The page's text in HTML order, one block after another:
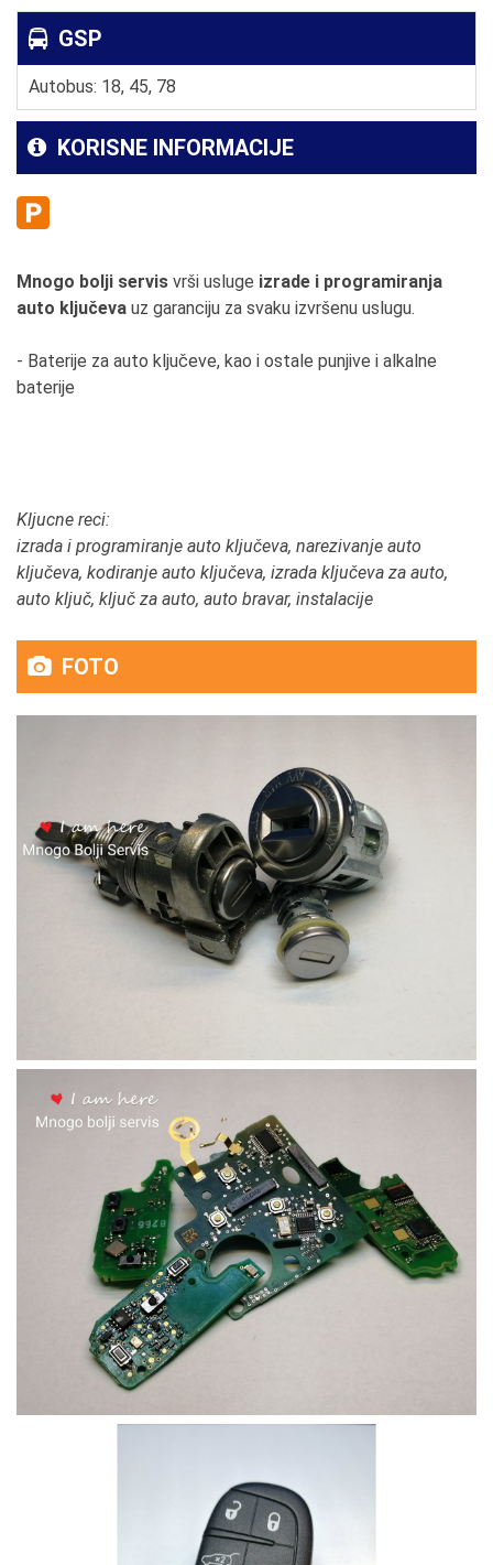
GSP
Autobus: 18, 45, 78
KORISNE INFORMACIJE
Mnogo bolji servis vrši usluge izrade i programiranja
auto ključeva uz garanciju za svaku izvršenu uslugu.
- Baterije za auto ključeve, kao i ostale punjive i alkalne
baterije
Kljucne reci:
izrada i programiranje auto ključeva, narezivanje auto
ključeva, kodiranje auto ključeva, izrada ključeva za auto,
auto ključ, ključ za auto, auto bravar, instalacije
FOTO